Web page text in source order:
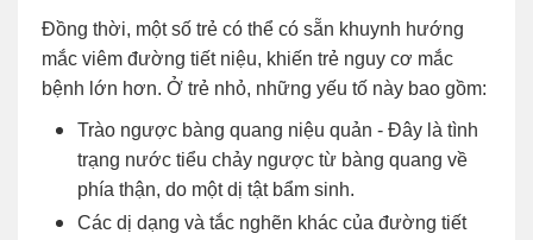
Đồng thời, một số trẻ có thể có sẵn khuynh hướng
mắc viêm đường tiết niệu, khiến trẻ nguy cơ mắc
bệnh lớn hơn. Ở trẻ nhỏ, những yếu tố này bao gồm:
Trào ngược bàng quang niệu quản - Đây là tình
trạng nước tiểu chảy ngược từ bàng quang về
phía thận, do một dị tật bẩm sinh.
Các dị dạng và tắc nghẽn khác của đường tiết